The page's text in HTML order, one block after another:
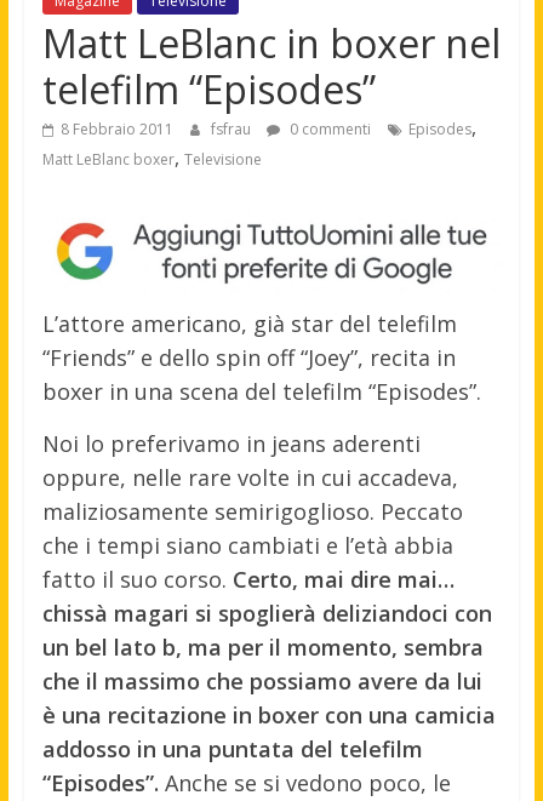
Matt LeBlanc in boxer nel
telefilm “Episodes”
8 Febbraio 2011 fsfrau 0 commenti Episodes,
Matt LeBlanc boxer, Televisione
L’attore americano, già star del telefilm
“Friends” e dello spin off “Joey”, recita in
boxer in una scena del telefilm “Episodes”.
Noi lo preferivamo in jeans aderenti
oppure, nelle rare volte in cui accadeva,
maliziosamente semirigoglioso. Peccato
che i tempi siano cambiati e l’età abbia
fatto il suo corso. Certo, mai dire mai…
chissà magari si spoglierà deliziandoci con
un bel lato b, ma per il momento, sembra
che il massimo che possiamo avere da lui
è una recitazione in boxer con una camicia
addosso in una puntata del telefilm
“Episodes”. Anche se si vedono poco, le